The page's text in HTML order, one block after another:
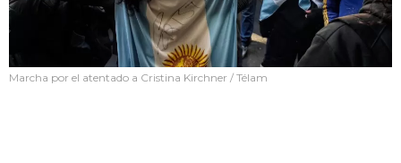
Marcha por el atentado a Cristina Kirchner / Télam